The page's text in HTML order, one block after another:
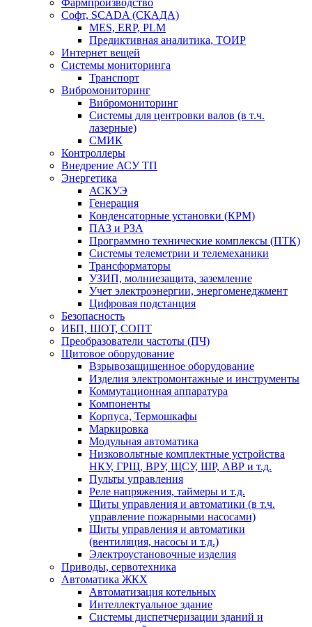
Фармпроизводство
Софт, SCADA (СКАДА)
MES, ERP, PLM
Предиктивная аналитика, ТОИР
Интернет вещей
Системы мониторинга
Транспорт
Вибромониторинг
Вибромониторинг
Системы для центровки валов (в т.ч.
лазерные)
СМИК
Контроллеры
Внедрение АСУ ТП
Энергетика
АСКУЭ
Генерация
Конденсаторные установки (КРМ)
ПАЗ и РЗА
Программно технические комплексы (ПТК)
Системы телеметрии и телемеханики
Трансформаторы
УЗИП, молниезащита, заземление
Учет электроэнергии, энергоменеджмент
Цифровая подстанция
Безопасность
ИБП, ШОТ, СОПТ
Преобразователи частоты (ПЧ)
Щитовое оборудование
Взрывозащищенное оборудование
Изделия электромонтажные и инструменты
Коммутационная аппаратура
Компоненты
Корпуса, Термошкафы
Маркировка
Модульная автоматика
Низковольтные комплектные устройства
НКУ, ГРЩ, ВРУ, ЩСУ, ШР, АВР и т.д.
Пульты управления
Реле напряжения, таймеры и т.д.
Щиты управления и автоматики (в т.ч.
управление пожарными насосами)
Щиты управления и автоматики
(вентиляция, насосы и т.д.)
Электроустановочные изделия
Приводы, сервотехника
Автоматика ЖКХ
Автоматизация котельных
Интеллектуальное здание
Системы диспетчеризации зданий и